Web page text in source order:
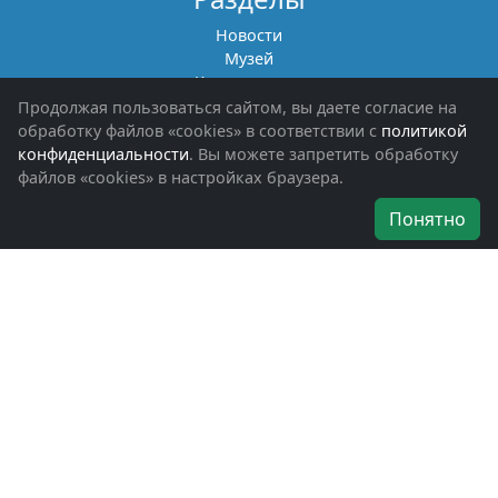
Новости
Музей
Книги памяти
Фотоальбомы
Обращения граждан
Помощь участникам СВО и их семьям
Об организации
Наши награды
Продолжая пользоваться сайтом, вы даете согласие на
обработку файлов «cookies» в соответствии с политикой
конфиденциальности. Вы можете запретить обработку
файлов «cookies» в настройках браузера.
Понятно